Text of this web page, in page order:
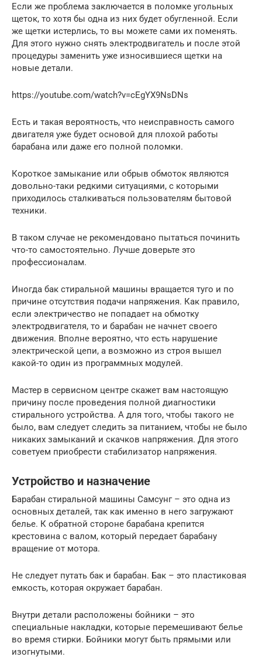
Если же проблема заключается в поломке угольных
щеток, то хотя бы одна из них будет обугленной. Если
же щетки истерлись, то вы можете сами их поменять.
Для этого нужно снять электродвигатель и после этой
процедуры заменить уже износившиеся щетки на
новые детали.
https://youtube.com/watch?v=cEgYX9NsDNs
Есть и такая вероятность, что неисправность самого
двигателя уже будет основой для плохой работы
барабана или даже его полной поломки.
Короткое замыкание или обрыв обмоток являются
довольно-таки редкими ситуациями, с которыми
приходилось сталкиваться пользователям бытовой
техники.
В таком случае не рекомендовано пытаться починить
что-то самостоятельно. Лучше доверьте это
профессионалам.
Иногда бак стиральной машины вращается туго и по
причине отсутствия подачи напряжения. Как правило,
если электричество не попадает на обмотку
электродвигателя, то и барабан не начнет своего
движения. Вполне вероятно, что есть нарушение
электрической цепи, а возможно из строя вышел
какой-то один из программных модулей.
Мастер в сервисном центре скажет вам настоящую
причину после проведения полной диагностики
стирального устройства. А для того, чтобы такого не
было, вам следует следить за питанием, чтобы не было
никаких замыканий и скачков напряжения. Для этого
советуем приобрести стабилизатор напряжения.
Устройство и назначение
Барабан стиральной машины Самсунг – это одна из
основных деталей, так как именно в него загружают
белье. К обратной стороне барабана крепится
крестовина с валом, который передает барабану
вращение от мотора.
Не следует путать бак и барабан. Бак – это пластиковая
емкость, которая окружает барабан.
Внутри детали расположены бойники – это
специальные накладки, которые перемешивают белье
во время стирки. Бойники могут быть прямыми или
изогнутыми.